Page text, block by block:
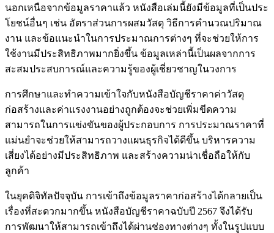
นอกเหนือจากข้อมูลราคาแล้ว หนังสือเล่มนี้ยังมีข้อมูลที่เป็นประ
โยชน์อื่นๆ เช่น อัตราส่วนการผสมวัสดุ วิธีการคำนวณปริมาณ
งาน และข้อแนะนำในการประมาณการต่างๆ ที่จะช่วยให้การ
ใช้งานมีประสิทธิภาพมากยิ่งขึ้น ข้อมูลเหล่านี้เป็นผลจากการ
สะสมประสบการณ์และความรู้ของผู้เชี่ยวชาญในวงการ
การศึกษาและทำความเข้าใจกับหนังสือบัญชีราคาค่าวัสดุ
ก่อสร้างและค่าแรงงานอย่างถูกต้องจะช่วยเพิ่มขีดความ
สามารถในการแข่งขันของผู้ประกอบการ การประมาณราคาที่
แม่นยำจะช่วยให้สามารถวางแผนธุรกิจได้ดีขึ้น บริหารความ
เสี่ยงได้อย่างมีประสิทธิภาพ และสร้างความน่าเชื่อถือให้กับ
ลูกค้า
ในยุคดิจิทัลปัจจุบัน การเข้าถึงข้อมูลราคาก่อสร้างได้กลายเป็น
เรื่องที่สะดวกมากขึ้น หนังสือบัญชีราคาฉบับปี 2567 จึงได้รับ
การพัฒนาให้สามารถเข้าถึงได้ผ่านช่องทางต่างๆ ทั้งในรูปแบบ